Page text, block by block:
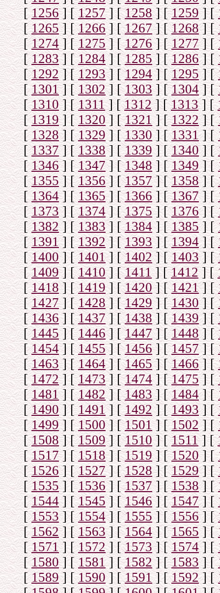
[1256] [1257] [1258] [1259] [
[1265] [1266] [1267] [1268] [
[1274] [1275] [1276 ] [1277] [
[1283] [1284] [1285] [1286] [
[1292] [1293] [1294] [1295] [
[1301] [1302] [1303] [1304] [
[1310] [1311] [1312] [1313] [
[1319] [1320] [1321] [1322] [
[1328] [1329] [1330] [1331] [
[1337] [1338] [1339] [1340] [
[1346] [1347] [1348] [1349] [
[1355] [1356] [1357] [1358] [
[ 1364] [1365] [1366] [1367] [
[1373] [1374] [1375] [1376] [
[1382] [1383] [1384] [1385] [
[1391] [1392] [1393] [1394] [
[1400] [1401] [1402] [1403] [
[1409] [1410] [1411] [1412] [
[1418] [1419] [1420] [1421] [
[1427] [1428] [1429 ] [1430] [
[1436] [1437] [1438] [1439] [
[1445] [1446] [1447] [1448] [
[1454] [1455] [1456] [1457] [
[1463] [1464] [1465] [1466] [
[1472] [1473] [1474] [1475] [
[1481] [1482] [1483] [1484] [
[1490] [1491] [1492] [1493] [
[1499] [1500] [1501] [1502] [
[1508] [1509] [1510] [1511] [
[1517] [1518] [1519] [1520] [
[1526] [1527] [1528] [1529] [
[1535] [1536] [1537] [1538] [
[1544] [1545] [1546] [1547] [
[1553] [1554] [1555] [1556] [
[1562] [1563] [1564] [1565] [
[1571] [1572] [1573] [1574] [
[1580] [1581] [1582] [1583] [
[1589] [1590] [1591] [1592] [